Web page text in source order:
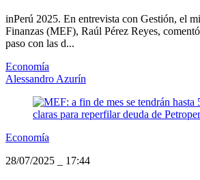
inPerú 2025. En entrevista con Gestión, el
Finanzas (MEF), Raúl Pérez Reyes,
paso con las d...
Economía
Alessandro Azurín
Economía
28/07/2025
17:44